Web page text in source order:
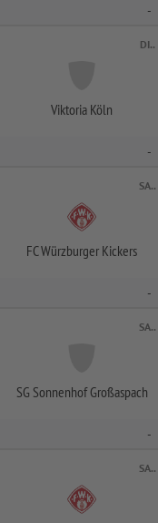
-
DI..
Viktoria Köln
-
SA..
FC Würzburger Kickers
-
SA..
SG Sonnenhof Großaspach
-
SA..